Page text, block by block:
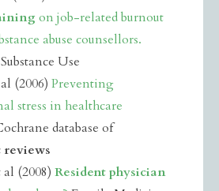
on job-related burnout
abuse counsellors.
Use
(2006) Preventing
stress in healthcare
database of
reviews
(2008) Resident physician